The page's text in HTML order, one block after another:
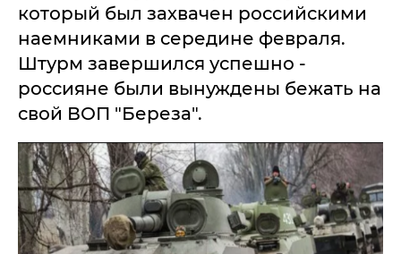
который был захвачен российскими
наемниками в середине февраля.
Штурм завершился успешно -
россияне были вынуждены бежать на
свой ВОП "Береза".